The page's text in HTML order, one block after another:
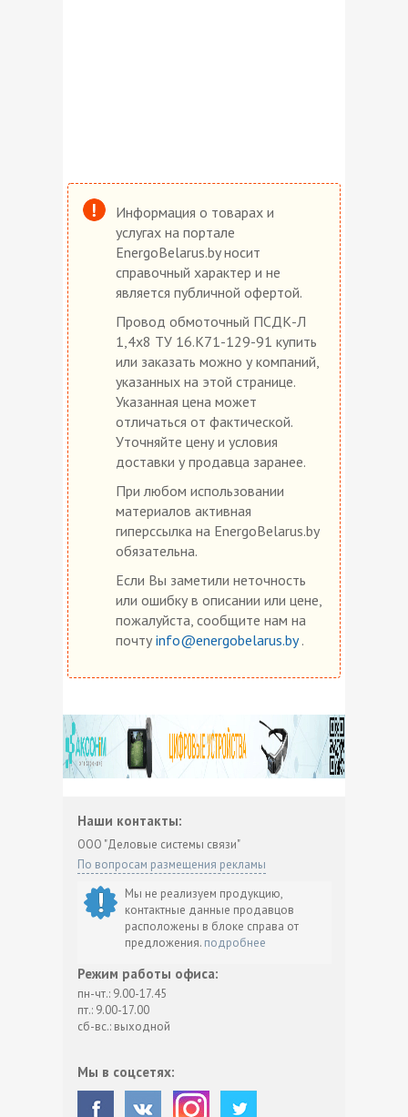
Информация о товарах и
услугах на портале
EnergoBelarus.by носит
справочный характер и не
является публичной офертой.
Провод обмоточный ПСДК-Л
1,4х8 ТУ 16.К71-129-91 купить
или заказать можно у компаний,
указанных на этой странице.
Указанная цена может
отличаться от фактической.
Уточняйте цену и условия
доставки у продавца заранее.
При любом использовании
материалов активная
гиперссылка на EnergoBelarus.by
обязательна.
Если Вы заметили неточность
или ошибку в описании или цене,
пожалуйста, сообщите нам на
почту info@energobelarus.by.
Наши контакты:
ООО "Деловые системы связи"
По вопросам размещения рекламы
Мы не реализуем продукцию,
контактные данные продавцов
расположены в блоке справа от
предложения. подробнее
Режим работы офиса:
пн-чт.: 9.00-17.45
пт.: 9.00-17.00
сб-вс.: выходной
Мы в соцсетях: